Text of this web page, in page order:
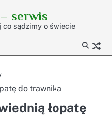
serwis
co sądzimy o świecie
do trawnika
łopatę